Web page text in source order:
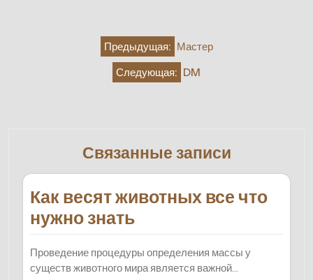
Предыдущая: Мастер
Следующая: DM
Связанные записи
Как весят животных все что
нужно знать
Проведение процедуры определения массы у
существ животного мира является важной…